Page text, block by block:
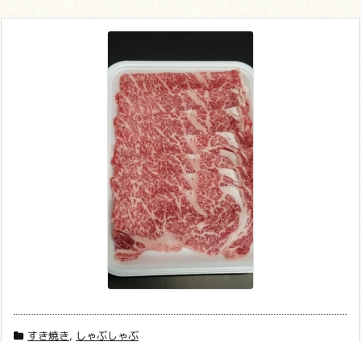
すき焼き, しゃぶしゃぶ